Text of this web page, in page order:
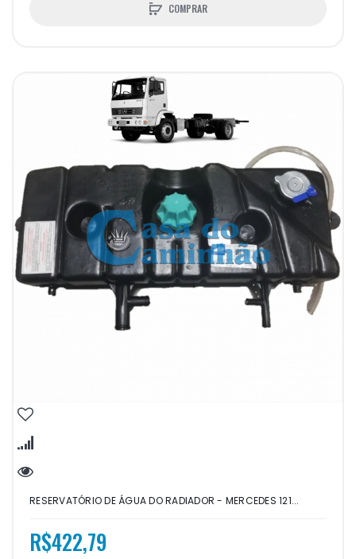
COMPRAR
RESERVATÓRIO DE ÁGUA DO RADIADOR - MERCEDES 121...
R$422,79